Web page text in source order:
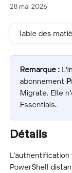
28 mai 2026
Table des
Remarque :
abonnement
Migrate. Elle
Essentials.
Détails
PowerShell